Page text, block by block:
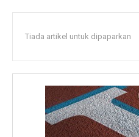
Tiada artikel untuk dipaparkan